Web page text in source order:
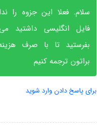
سلام. فعلا این جزوه را
فایل انگلیسی داشتید
بفرستید تا با صرف
براتون ترجمه کنیم
برای پاسخ دادن وارد شوید